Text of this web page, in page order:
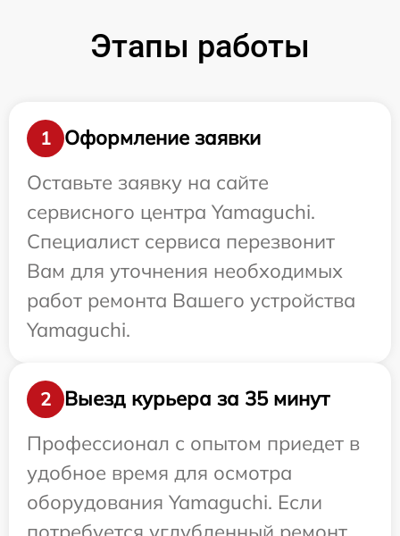
Этапы работы
1
Оформление заявки
Оставьте заявку на сайте
сервисного центра Yamaguchi.
Специалист сервиса перезвонит
Вам для уточнения необходимых
работ ремонта Вашего устройства
Yamaguchi.
2
Выезд курьера за 35 минут
Профессионал с опытом приедет в
удобное время для осмотра
оборудования Yamaguchi. Если